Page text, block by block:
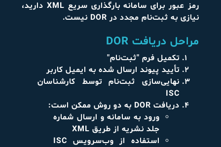
رمز عبور برای سامانه بارگذاری سریع XML دارید،
نیازی به ثبت‌نام مجدد در DOR نیست.
مراحل دریافت DOR
تکمیل فرم "ثبت‌نام"
تأیید پیوند ارسال شده به ایمیل کاربر
نهایی‌سازی ثبت‌نام توسط کارشناسان
ISC
دریافت DOR به دو روش ممکن است:
ورود به سامانه و ارسال شماره
جلد نشریه از طریق XML
استفاده از وب‌سرویس ISC